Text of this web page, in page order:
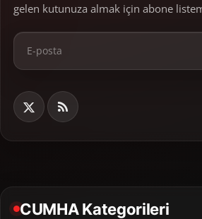
gelen kutunuza almak için abone
CUMHA Kategorileri